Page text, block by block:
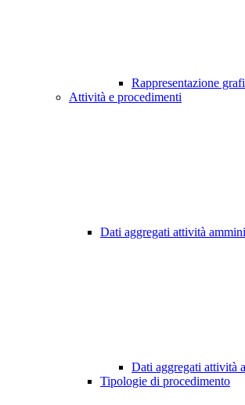
Rappresentazione
Attività e procedimenti
Dati aggregati attività
Dati aggregati attività
Tipologie di procedimento